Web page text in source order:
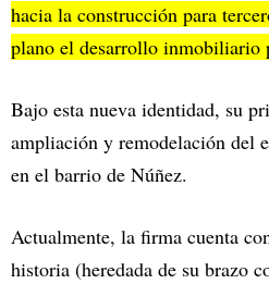
hacia la construcción para
plano el desarrollo inmobiliario
Bajo esta nueva identidad, su
ampliación y remodelación del
en el barrio de Núñez.
Actualmente, la firma cuenta
historia (heredada de su brazo